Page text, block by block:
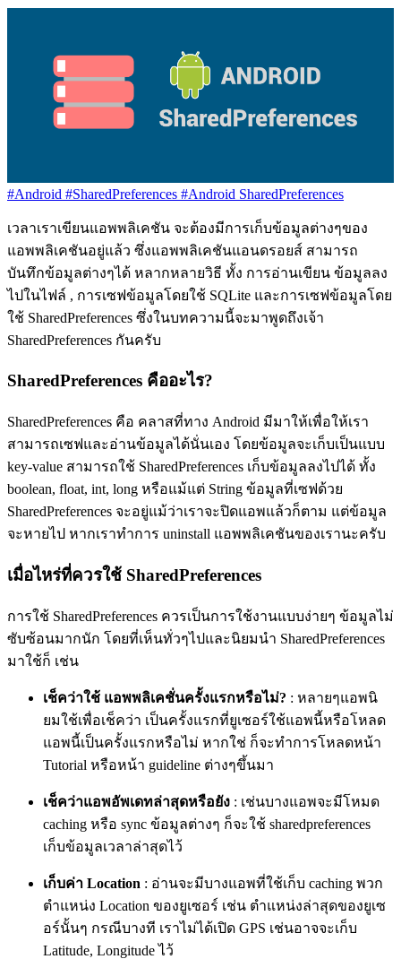
#Android #SharedPreferences #Android SharedPreferences
เวลาเราเขียนแอพพลิเคชัน จะต้องมีการเก็บข้อมูลต่างๆของ
แอพพลิเคชันอยู่แล้ว ซึ่งแอพพลิเคชันแอนดรอยส์ สามารถ
บันทึกข้อมูลต่างๆได้ หลากหลายวิธี ทั้ง การอ่านเขียน ข้อมูลลง
ไปในไฟล์ , การเซฟข้อมูลโดยใช้ SQLite และการเซฟข้อมูลโดย
ใช้ SharedPreferences ซึ่งในบทความนี้จะมาพูดถึงเจ้า
SharedPreferences กันครับ
SharedPreferences คืออะไร?
SharedPreferences คือ คลาสที่ทาง Android มีมาให้เพื่อให้เรา
สามารถเซฟและอ่านข้อมูลได้นั่นเอง โดยข้อมูลจะเก็บเป็นแบบ
key-value สามารถใช้ SharedPreferences เก็บข้อมูลลงไปได้ ทั้ง
boolean, float, int, long หรือแม้แต่ String ข้อมูลที่เซฟด้วย
SharedPreferences จะอยู่แม้ว่าเราจะปิดแอพแล้วก็ตาม แต่ข้อมูล
จะหายไป หากเราทำการ uninstall แอพพลิเคชันของเรานะครับ
เมื่อไหร่ที่ควรใช้ SharedPreferences
การใช้ SharedPreferences ควรเป็นการใช้งานแบบง่ายๆ ข้อมูลไม่
ซับซ้อนมากนัก โดยที่เห็นทั่วๆไปและนิยมนำ SharedPreferences
มาใช้ก็ เช่น
เช็คว่าใช้ แอพพลิเคชั่นครั้งแรกหรือไม่? : หลายๆแอพนิ
ยมใช้เพื่อเช็คว่า เป็นครั้งแรกที่ยูเซอร์ใช้แอพนี้หรือโหลด
แอพนี้เป็นครั้งแรกหรือไม่ หากใช่ ก็จะทำการโหลดหน้า
Tutorial หรือหน้า guideline ต่างๆขึ้นมา
เช็คว่าแอพอัพเดทล่าสุดหรือยัง : เช่นบางแอพจะมีโหมด
caching หรือ sync ข้อมูลต่างๆ ก็จะใช้ sharedpreferences
เก็บข้อมูลเวลาล่าสุดไว้
เก็บค่า Location : อ่านจะมีบางแอพที่ใช้เก็บ caching พวก
ตำแหน่ง Location ของยูเซอร์ เช่น ตำแหน่งล่าสุดของยูเซ
อร์นั้นๆ กรณีบางที เราไม่ได้เปิด GPS เช่นอาจจะเก็บ
Latitude, Longitude ไว้